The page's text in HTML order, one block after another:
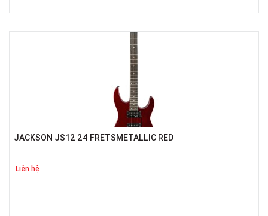
JACKSON JS12 24 FRETSMETALLIC RED
Liên hệ